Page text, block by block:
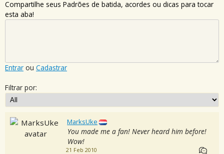
Compartilhe seus Padrões de batida, acordes ou dicas para tocar
esta aba!
Entrar ou Cadastrar
Filtrar por:
MarksUke
You made me a fan! Never heard him before!
Wow!
21 Feb 2010